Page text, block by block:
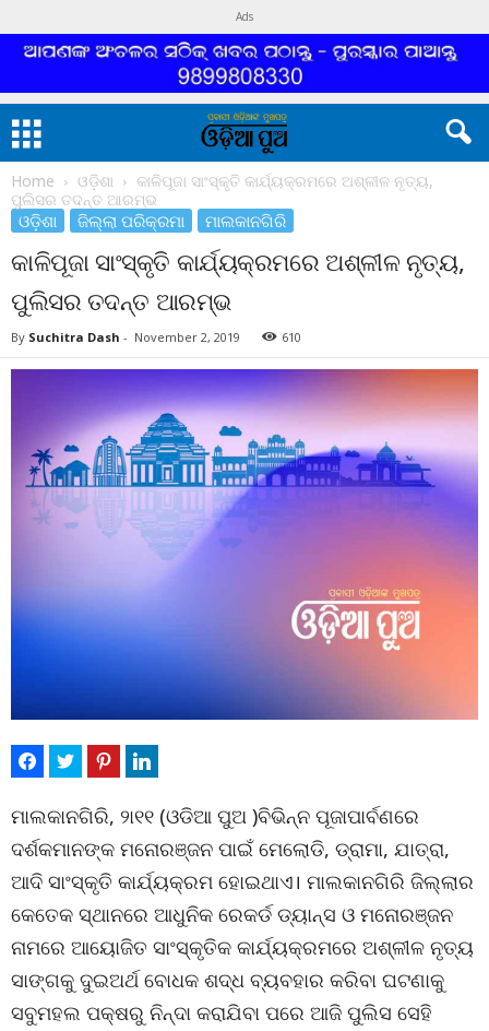
Ads
Home ଓଡ଼ିଶା
କାଳିପୂଜା ସାଂସ୍କୃତି କାର୍ଯ୍ୟକ୍ରମରେ ଅଶ୍ଳୀଳ ନୃତ୍ୟ,
ପୁଲିସର ତଦନ୍ତ ଆରମ୍ଭ
ଓଡ଼ିଶା ଜିଲ୍ଲା ପରିକ୍ରମା ମାଲକାନଗିରି
କାଳିପୂଜା ସାଂସ୍କୃତି କାର୍ଯ୍ୟକ୍ରମରେ ଅଶ୍ଳୀଳ ନୃତ୍ୟ,
ପୁଲିସର ତଦନ୍ତ ଆରମ୍ଭ
By Suchitra Dash - November 2, 2019 610
ମାଲକାନଗିରି, ୨ା୧୧ (ଓଡିଆ ପୁଅ )ବିଭିନ୍ନ ପୂଜାପାର୍ବଣରେ
ଦର୍ଶକମାନଙ୍କ ମନୋରଞ୍ଜନ ପାଇଁ ମେଲୋଡି, ଡ୍ରାମା, ଯାତ୍ରା,
ଆଦି ସାଂସ୍କୃତି କାର୍ଯ୍ୟକ୍ରମ ହୋଇଥାଏ। ମାଲକାନଗିରି ଜିଲ୍ଲାର
କେତେକ ସ୍ଥାନରେ ଆଧୁନିକ ରେକର୍ଡ ଡ୍ୟାନ୍ସ ଓ ମନୋରଞ୍ଜନ
ନାମରେ ଆୟୋଜିତ ସାଂସ୍କୃତିକ କାର୍ଯ୍ୟକ୍ରମରେ ଅଶ୍ଳୀଳ ନୃତ୍ୟ
ସାଙ୍ଗକୁ ଦୁଇଅର୍ଥ ବୋଧକ ଶଦ୍ଧ ବ୍ୟବହାର କରିବା ଘଟଣାକୁ
ସବୁମହଲ ପକ୍ଷରୁ ନିନ୍ଦା କରାଯିବା ପରେ ଆଜି ପୁଲିସ ସେହି